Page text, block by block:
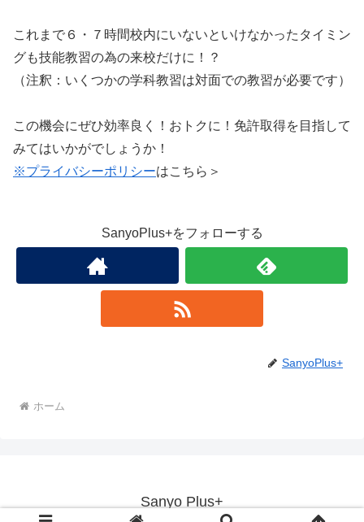
これまで６・７時間校内にいないといけなかったタイミン
グも技能教習の為の来校だけに！？
（注釈：いくつかの学科教習は対面での教習が必要です）
この機会にぜひ効率良く！おトクに！免許取得を目指して
みてはいかがでしょうか！
※プライバシーポリシーはこちら＞
SanyoPlus+をフォローする
SanyoPlus+
ホーム
Sanyo Plus+